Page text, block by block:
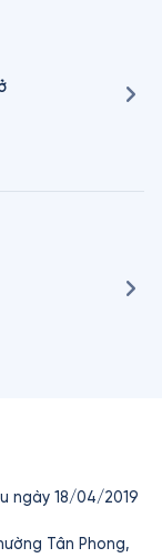
ngày 18/04/2019
Tân Phong,